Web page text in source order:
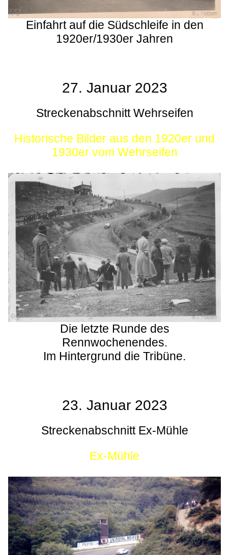
Einfahrt auf die Südschleife in den
1920er/1930er Jahren
27. Januar 2023
Streckenabschnitt Wehrseifen
Historische Bilder aus den 1920er und
1930er vom Wehrseifen
Die letzte Runde des
Rennwochenendes.
Im Hintergrund die Tribüne.
23. Januar 2023
Streckenabschnitt Ex-Mühle
Ex-Mühle